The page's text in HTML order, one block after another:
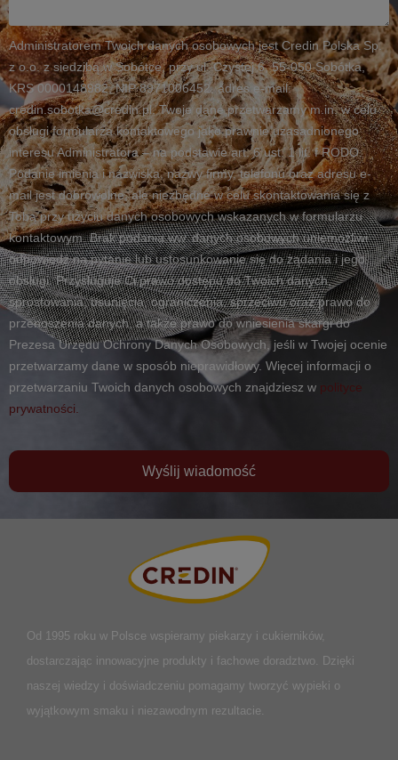
Administratorem Twoich danych osobowych jest Credin Polska Sp.
z o.o. z siedzibą w Sobótce, przy ul. Czystej 6, 55-050 Sobótka,
KRS 0000148982, NIP 8971006452, adres e-mail:
credin.sobotka@credin.pl. Twoje dane przetwarzamy m.in. w celu
obsługi formularza kontaktowego jako prawnie uzasadnionego
interesu Administratora – na podstawie art. 6 ust. 1 lit. f RODO.
Podanie imienia i nazwiska, nazwy firmy, telefonu oraz adresu e-
mail jest dobrowolne, ale niezbędne w celu skontaktowania się z
Tobą przy użyciu danych osobowych wskazanych w formularzu
kontaktowym. Brak podania ww. danych osobowych uniemożliwi
odpowiedź na pytanie lub ustosunkowanie się do żądania i jego
obsługi. Przysługuje Ci prawo dostępu do Twoich danych,
sprostowania, usunięcia, ograniczenia, sprzeciwu oraz prawo do
przenoszenia danych, a także prawo do wniesienia skargi do
Prezesa Urzędu Ochrony Danych Osobowych, jeśli w Twojej ocenie
przetwarzamy dane w sposób nieprawidłowy. Więcej informacji o
przetwarzaniu Twoich danych osobowych znajdziesz w polityce
prywatności.
Wyślij wiadomość
Od 1995 roku w Polsce wspieramy piekarzy i cukierników,
dostarczając innowacyjne produkty i fachowe doradztwo. Dzięki
naszej wiedzy i doświadczeniu pomagamy tworzyć wypieki o
wyjątkowym smaku i niezawodnym rezultacie.